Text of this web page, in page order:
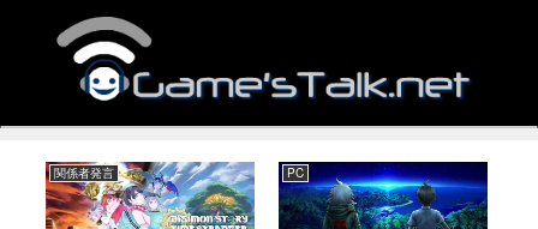
関係者発言 PC